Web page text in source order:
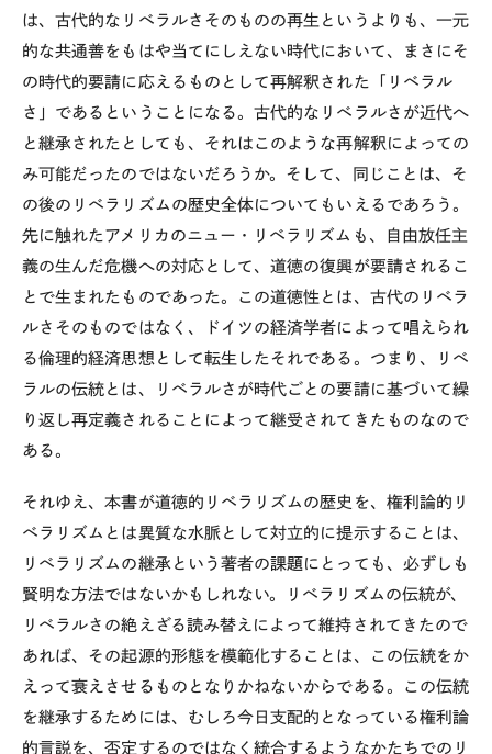
は、古代的なリベラルさそのものの再生というよりも、一元
的な共通善をもはや当てにしえない時代において、まさにそ
の時代的要請に応えるものとして再解釈された「リベラル
さ」であるということになる。古代的なリベラルさが近代へ
と継承されたとしても、それはこのような再解釈によっての
み可能だったのではないだろうか。そして、同じことは、そ
の後のリベラリズムの歴史全体についてもいえるであろう。
先に触れたアメリカのニュー・リベラリズムも、自由放任主
義の生んだ危機への対応として、道徳の復興が要請されるこ
とで生まれたものであった。この道徳性とは、古代のリベラ
ルさそのものではなく、ドイツの経済学者によって唱えられ
る倫理的経済思想として転生したそれである。つまり、リベ
ラルの伝統とは、リベラルさが時代ごとの要請に基づいて繰
り返し再定義されることによって継受されてきたものなので
ある。
それゆえ、本書が道徳的リベラリズムの歴史を、権利論的リ
ベラリズムとは異質な水脈として対立的に提示することは、
リベラリズムの継承という著者の課題にとっても、必ずしも
賢明な方法ではないかもしれない。リベラリズムの伝統が、
リベラルさの絶えざる読み替えによって維持されてきたので
あれば、その起源的形態を模範化することは、この伝統をか
えって衰えさせるものとなりかねないからである。この伝統
を継承するためには、むしろ今日支配的となっている権利論
的言説を、否定するのではなく統合するようなかたちでのリ